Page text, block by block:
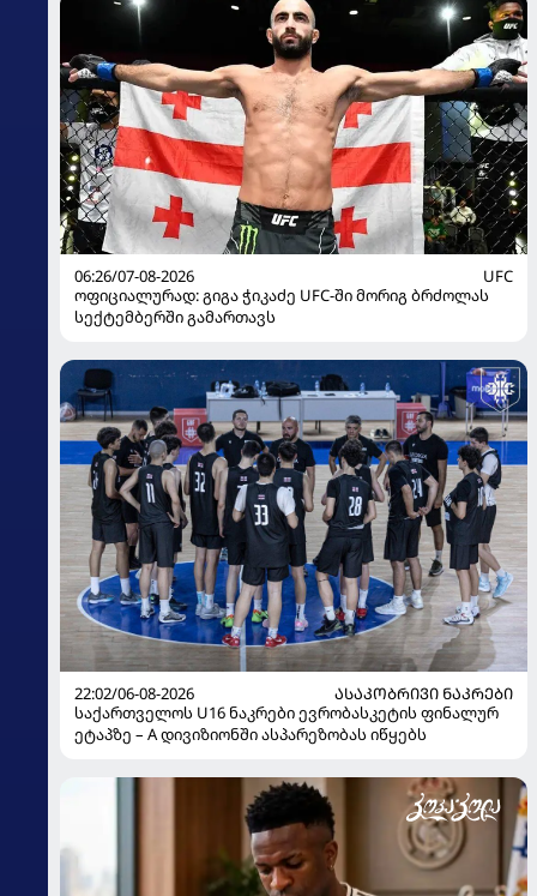
06:26/07-08-2026
UFC
ოფიციალურად: გიგა ჭიკაძე UFC-ში მორიგ ბრძოლას
სექტემბერში გამართავს
22:02/06-08-2026
ᲐᲡᲐᲙᲝᲑᲠᲘᲕᲘ ᲜᲐᲙᲠᲔᲑᲘ
საქართველოს U16 ნაკრები ევრობასკეტის ფინალურ
ეტაპზე – A დივიზიონში ასპარეზობას იწყებს